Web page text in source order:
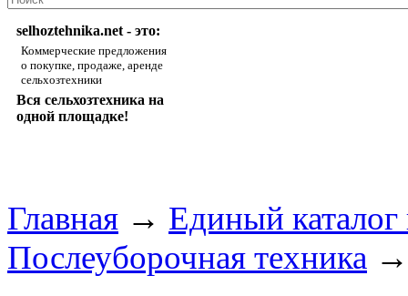
selhoztehnika.net - это:
Коммерческие предложения
о покупке, продаже, аренде
сельхозтехники
Вся сельхозтехника на
одной площадке!
Главная → Единый каталог
Послеуборочная техника →